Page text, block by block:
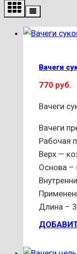
Вачеги
770 руб.
Вачеги
Вачеги
Рабочая
Верх —
Основа –
Длина –